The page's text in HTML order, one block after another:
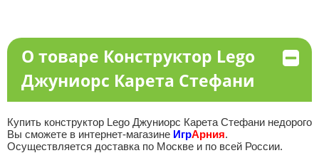
О товаре Конструктор Lego
Джуниорс Карета Стефани
Купить конструктор Lego Джуниорс Карета Стефани недорого
Вы сможете в интернет-магазине ИгрАрния.
Осуществляется доставка по Москве и по всей России.